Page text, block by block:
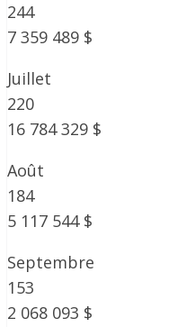
244
7 359 489 $
Juillet
220
16 784 329 $
Août
184
5 117 544 $
Septembre
153
2 068 093 $